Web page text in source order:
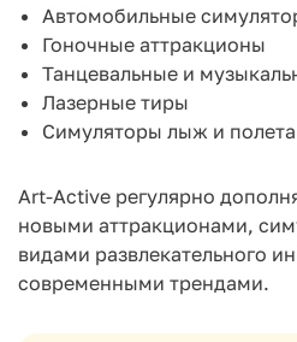
Автомобильные
Гоночные аттракционы
Танцевальные и
Лазерные тиры
Симуляторы лыж и полета
Art-Active регулярно
новыми аттракционами,
видами развлекательного
современными трендами.